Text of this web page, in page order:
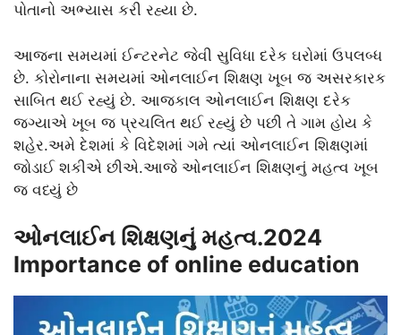
પોતાનો અભ્યાસ કરી રહ્યા છે.
આજના સમયમાં ઈન્ટરનેટ જેવી સુવિધા દરેક ઘરોમાં ઉપલબ્ધ
છે. કોરોનાના સમયમાં ઓનલાઈન શિક્ષણ ખૂબ જ અસરકારક
સાબિત થઈ રહ્યું છે. આજકાલ ઓનલાઈન શિક્ષણ દરેક
જગ્યાએ ખૂબ જ પ્રચલિત થઈ રહ્યું છે પછી તે ગામ હોય કે
શહેર.અમે દેશમાં કે વિદેશમાં ગમે ત્યાં ઓનલાઈન શિક્ષણમાં
જોડાઈ શકીએ છીએ.આજે ઓનલાઈન શિક્ષણનું મહત્વ ખૂબ
જ વધ્યું છે
ઓનલાઈન શિક્ષણનું મહત્વ.2024
Importance of online education